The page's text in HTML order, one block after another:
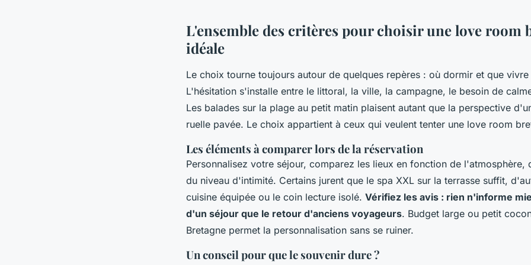
L'ensemble des critères pour choisir une love room
idéale
Le choix tourne toujours autour de quelques repères : où dormir et que vivre
L'hésitation s'installe entre le littoral, la ville, la campagne, le besoin de
Les balades sur la plage au petit matin plaisent autant que la perspective
ruelle pavée. Le choix appartient à ceux qui veulent tenter une love room
Les éléments à comparer lors de la réservation
Personnalisez votre séjour, comparez les lieux en fonction de l'atmosphère,
du niveau d'intimité. Certains jurent que le spa XXL sur la terrasse suffit,
cuisine équipée ou le coin lecture isolé. Vérifiez les avis : rien n'informe
d'un séjour que le retour d'anciens voyageurs. Budget large ou petit
Bretagne permet la personnalisation sans se ruiner.
Un conseil pour que le souvenir dure ?